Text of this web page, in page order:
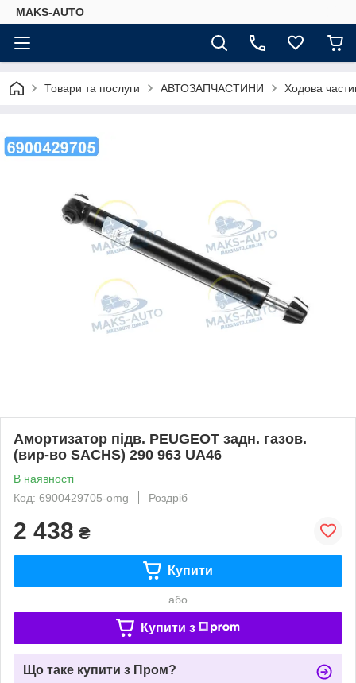
MAKS-AUTO
Товари та послуги АВТОЗАПЧАСТИНИ Ходова
Амортизатор підв. PEUGEOT задн. газов.
(вир-во SACHS) 290 963 UA46
В наявності
Код: 6900429705-omg
Роздріб
2 438 ₴
Купити
або
Купити з
Що таке купити з Пром?